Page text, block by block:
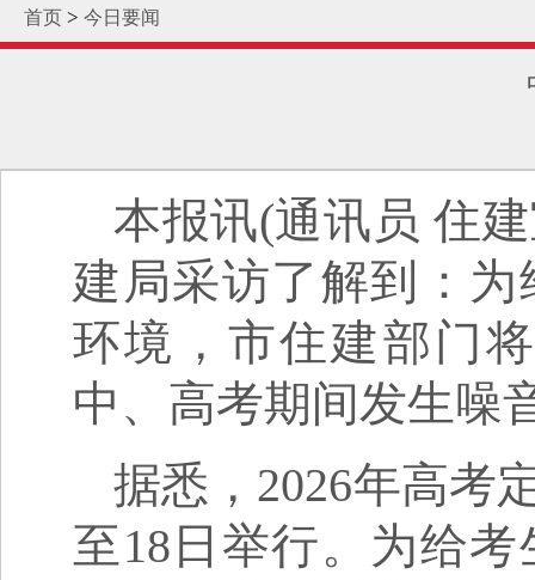
首页 > 今日要闻
本报讯(通讯员 住
建局采访了解到：
环境，市住建部门
中、高考期间发生噪
据悉，2026年高考
至18日举行。为给